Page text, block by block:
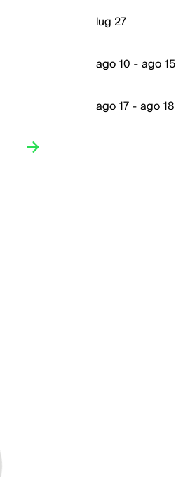
lug 27
ago 10 - ago 15
ago 17 - ago 18